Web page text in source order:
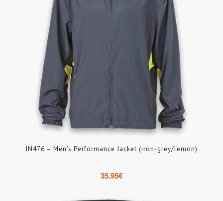
JN476 – Men’s Performance Jacket (iron-grey/lemon)
35.95€